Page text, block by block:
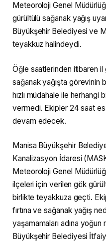
Meteoroloji Genel
gürültülü sağanak yağış
Büyükşehir Belediyesi ve
teyakkuz halindeydi.
Öğle saatlerinden itibaren il
sağanak yağışta görevinin
hızlı müdahale ile herhangi
vermedi. Ekipler 24 saat
devam edecek.
Manisa Büyükşehir
Kanalizasyon İdaresi
Meteoroloji Genel
ilçeleri için verilen gök
birlikte teyakkuza geçti.
fırtına ve sağanak yağış
yaşamamaları adına yoğun
Büyükşehir Belediyesi